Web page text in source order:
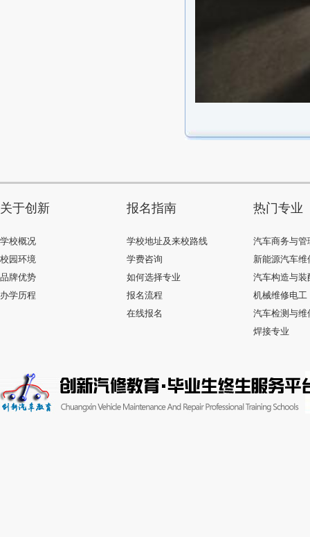
关于创新
学校概况
校园环境
品牌优势
办学历程
报名指南
学校地址及来校路线
学费咨询
如何选择专业
报名流程
在线报名
热门专业
汽车商务与管
新能源汽车维
汽车构造与装
机械维修电工
汽车检测与维
焊接专业